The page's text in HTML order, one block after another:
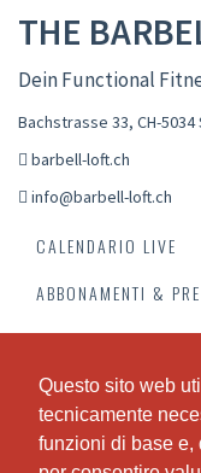
Questo sito web
tecnicamente
funzioni di base e,
Questo sito web
tecnicamente
funzioni di base e,
THE
Dein Functional
Bachstrasse 33, CH-5034
barbell-loft.ch
info@barbell-loft.ch
CALENDARIO LIVE
ABBONAMENTI &
IL NOSTRO TEAM
Das Barbell Loft - deine
Region Aarau. Unsere
der Fitnessbegeisterte